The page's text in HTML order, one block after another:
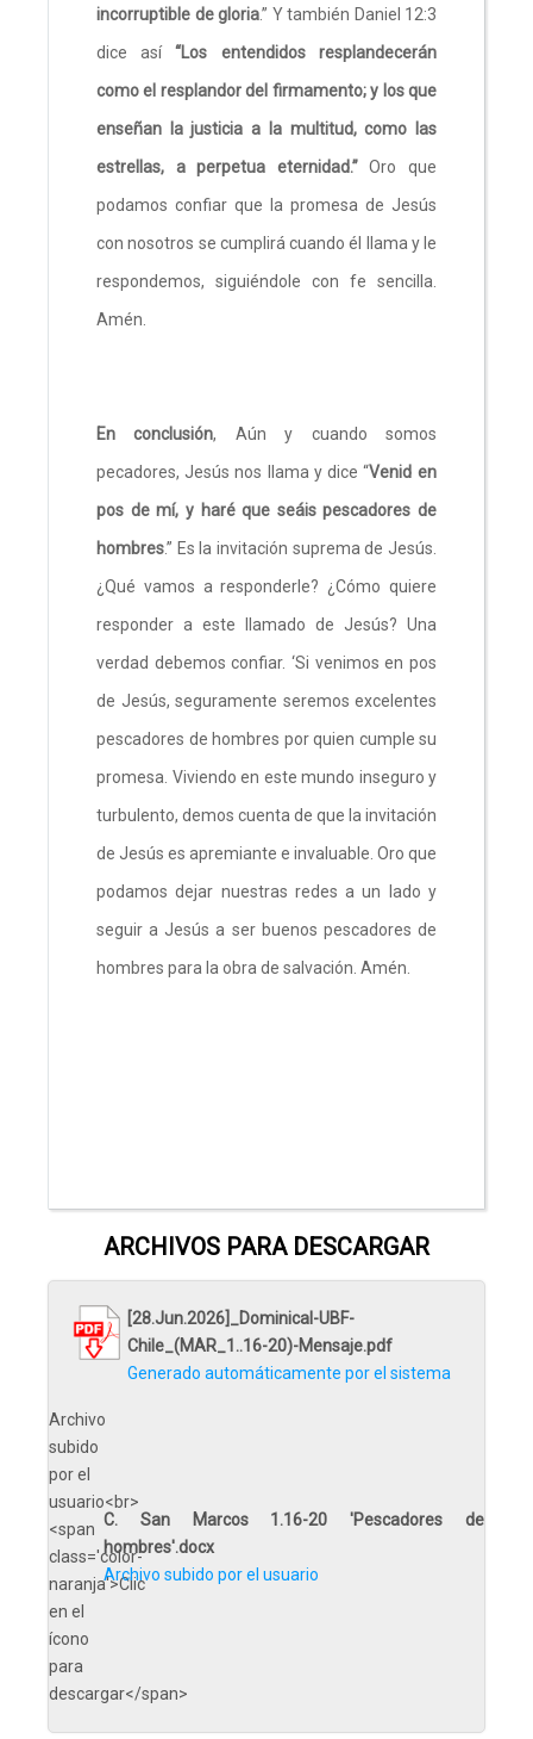
incorruptible de gloria.” Y también Daniel 12:3
dice así“Los entendidos resplandecerán
como el resplandor del firmamento; y los que
enseñan la justicia a la multitud, como las
estrellas, a perpetua eternidad.” Oro que
podamos confiar que la promesa de Jesús
con nosotros se cumplirá cuando él llama y le
respondemos, siguiéndole con fe sencilla.
Amén.
En conclusión, Aún y cuando somos
pecadores, Jesús nos llama y dice “Venid en
pos de mí, y haré que seáis pescadores de
hombres.” Es la invitación suprema de Jesús.
¿Qué vamos a responderle? ¿Cómo quiere
responder a este llamado de Jesús? Una
verdad debemos confiar. ‘Si venimos en pos
de Jesús, seguramente seremos excelentes
pescadores de hombres por quien cumple su
promesa. Viviendo en este mundo inseguro y
turbulento, demos cuenta de que la invitación
de Jesús es apremiante e invaluable. Oro que
podamos dejar nuestras redes a un lado y
seguir a Jesús a ser buenos pescadores de
hombres para la obra de salvación. Amén.
ARCHIVOS PARA DESCARGAR
[28.Jun.2026]_Dominical-UBF-
Chile_(MAR_1..16-20)-Mensaje.pdf
Generado automáticamente por el sistema
C. San Marcos 1.16-20 'Pescadores de
hombres'.docx
Archivo subido por el usuario